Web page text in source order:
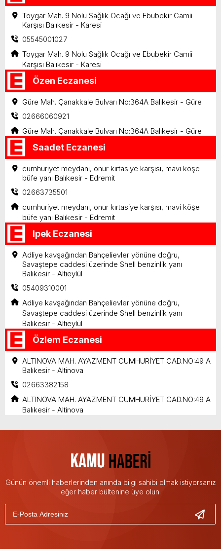
Toygar Mah. 9 Nolu Sağlık Ocağı ve Ebubekir Camii
Karşısı Balıkesir - Karesi
05545001027
Toygar Mah. 9 Nolu Sağlık Ocağı ve Ebubekir Camii
Karşısı Balıkesir - Karesi
Özen Eczanesi
Güre Mah. Çanakkale Bulvarı No:364A Balıkesir - Güre
02666060921
Güre Mah. Çanakkale Bulvarı No:364A Balıkesir - Güre
Saadet Eczanesi
cumhuriyet meydanı, onur kırtasiye karşısı, mavi köşe
büfe yanı Balıkesir - Edremit
02663735501
cumhuriyet meydanı, onur kırtasiye karşısı, mavi köşe
büfe yanı Balıkesir - Edremit
Ipek Eczanesi
Adliye kavşağından Bahçelievler yönüne doğru,
Savaştepe caddesi üzerinde Shell benzinlik yanı
Balıkesir - Altıeylül
05409310001
Adliye kavşağından Bahçelievler yönüne doğru,
Savaştepe caddesi üzerinde Shell benzinlik yanı
Balıkesir - Altıeylül
Özlem Eczanesi
ALTINOVA MAH. AYAZMENT CUMHURİYET CAD.NO:49 A
Balıkesir - Altinova
02663382158
ALTINOVA MAH. AYAZMENT CUMHURİYET CAD.NO:49 A
Balıkesir - Altinova
Günün önemli haberlerinden anında bilgi sahibi olmak istiyorsanız
eğer haber bültenine üye olun.